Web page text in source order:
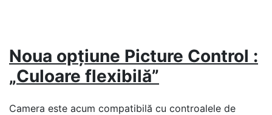
Noua opțiune Picture Control :
„Culoare flexibilă”
Camera este acum compatibilă cu controalele de